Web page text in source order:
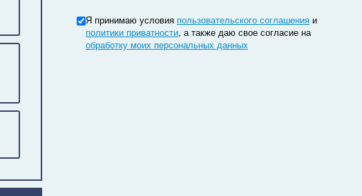
Я принимаю условия пользовательского соглашения и
политики приватности, а также даю свое согласие на
обработку моих персональных данных